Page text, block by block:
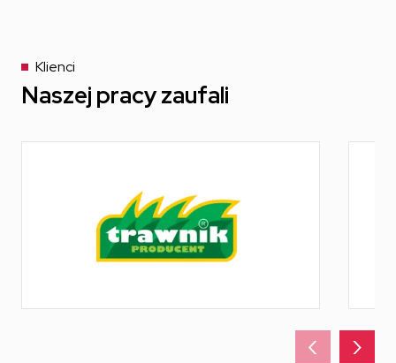
Klienci
Naszej pracy zaufali
‹ ›